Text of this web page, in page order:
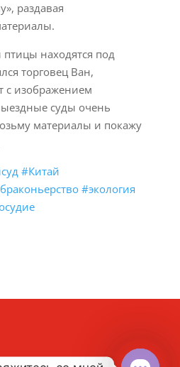
раздавая
птицы находятся под
торговец Ван,
с изображением
суды очень
материалы и покажу
#Китай
#экология